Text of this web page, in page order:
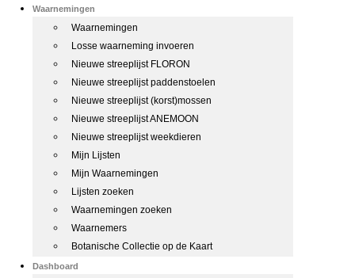
Waarnemingen
Waarnemingen
Losse waarneming invoeren
Nieuwe streeplijst FLORON
Nieuwe streeplijst paddenstoelen
Nieuwe streeplijst (korst)mossen
Nieuwe streeplijst ANEMOON
Nieuwe streeplijst weekdieren
Mijn Lijsten
Mijn Waarnemingen
Lijsten zoeken
Waarnemingen zoeken
Waarnemers
Botanische Collectie op de Kaart
Dashboard